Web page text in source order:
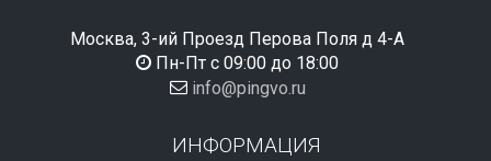
Москва, 3-ий Проезд Перова Поля д 4-А
Пн-Пт с 09:00 до 18:00
info@pingvo.ru
ИНФОРМАЦИЯ